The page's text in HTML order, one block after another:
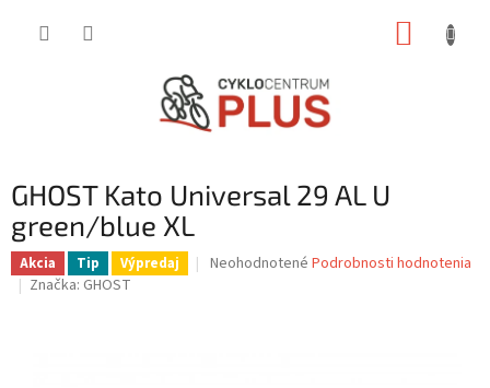
GHOST Kato Universal 29 AL U
green/blue XL
Akcia Tip Výpredaj
Priemerné
Neohodnotené Podrobnosti hodnotenia
Značka: GHOST